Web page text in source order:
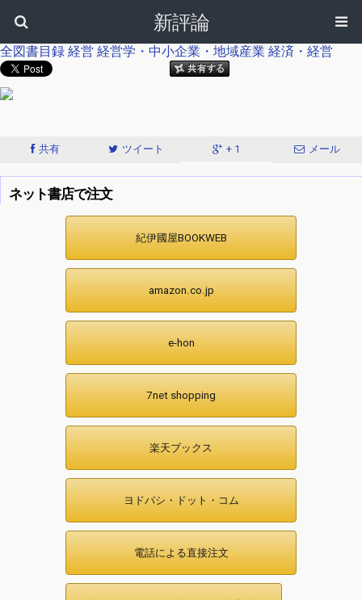
新評論
全図書目録 経営 経営学・中小企業・地域産業 経済・経営
共有 ツイート + 1 メール
ネット書店で注文
紀伊國屋BOOKWEB
amazon.co.jp
e-hon
7net shopping
楽天ブックス
ヨドバシ・ドット・コム
電話による直接注文